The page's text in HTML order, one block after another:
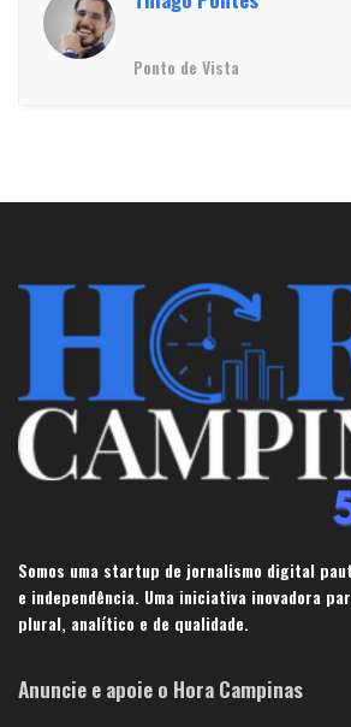
Ponto de Vista
Somos uma startup de jornalismo digital
e independência. Uma iniciativa inovadora
plural, analítico e de qualidade.
Anuncie e apoie o Hora Campinas